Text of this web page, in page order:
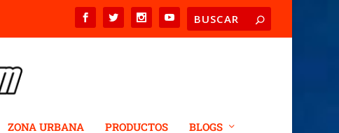
ZONA URBANA PRODUCTOS BLOGS